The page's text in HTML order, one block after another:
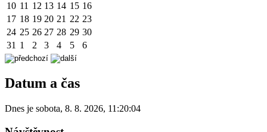
10 11 12 13 14 15 16
17 18 19 20 21 22 23
24 25 26 27 28 29 30
31 1 2 3 4 5 6
Datum a čas
Dnes je sobota, 8. 8. 2026, 11:20:04